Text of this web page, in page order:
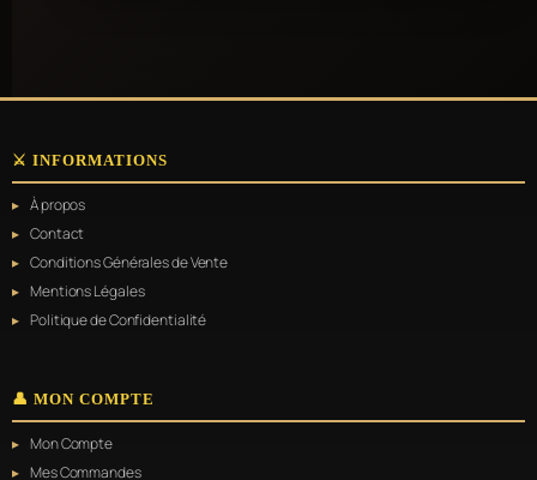
Les
être
choisies
sur
la
du
produit
⚔️ INFORMATIONS
À propos
Contact
Conditions Générales de Vente
Mentions Légales
Politique de Confidentialité
👤 MON COMPTE
Mon Compte
Mes Commandes